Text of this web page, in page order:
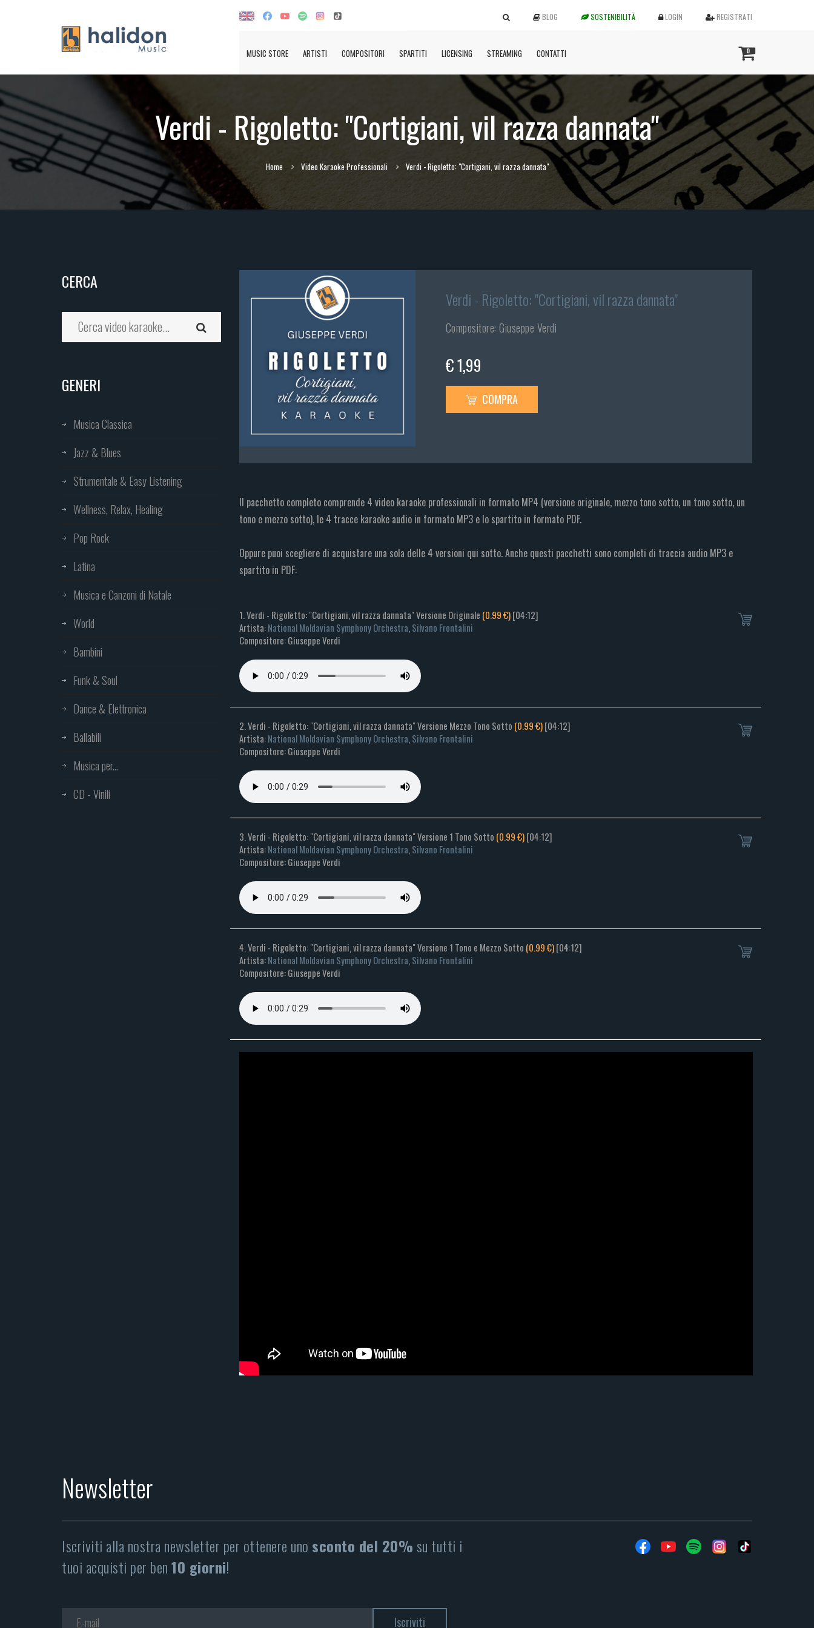
BLOG SOSTENIBILITÀ LOGIN REGISTRATI
MUSIC STORE ARTISTI COMPOSITORI SPARTITI LICENSING STREAMING CONTATTI 0
Verdi - Rigoletto: "Cortigiani, vil razza dannata"
Home Video Karaoke Professionali Verdi - Rigoletto: "Cortigiani, vil razza dannata"
CERCA
GENERI
Musica Classica
Jazz & Blues
Strumentale & Easy Listening
Wellness, Relax, Healing
Pop Rock
Latina
Musica e Canzoni di Natale
World
Bambini
Funk & Soul
Dance & Elettronica
Ballabili
Musica per...
CD - Vinili
Verdi - Rigoletto: "Cortigiani, vil razza dannata"
Compositore: Giuseppe Verdi
€ 1,99
COMPRA
Il pacchetto completo comprende 4 video karaoke professionali in formato MP4 (versione originale, mezzo tono sotto, un tono sotto, un
tono e mezzo sotto), le 4 tracce karaoke audio in formato MP3 e lo spartito in formato PDF.
Oppure puoi scegliere di acquistare una sola delle 4 versioni qui sotto. Anche questi pacchetti sono completi di traccia audio MP3 e
spartito in PDF:
1. Verdi - Rigoletto: "Cortigiani, vil razza dannata" Versione Originale (0.99 €)[04:12]
Artista:National Moldavian Symphony Orchestra,Silvano Frontalini
Compositore: Giuseppe Verdi
2. Verdi - Rigoletto: "Cortigiani, vil razza dannata" Versione Mezzo Tono Sotto (0.99 €)[04:12]
Artista:National Moldavian Symphony Orchestra,Silvano Frontalini
Compositore: Giuseppe Verdi
3. Verdi - Rigoletto: "Cortigiani, vil razza dannata" Versione 1 Tono Sotto (0.99 €)[04:12]
Artista:National Moldavian Symphony Orchestra,Silvano Frontalini
Compositore: Giuseppe Verdi
4. Verdi - Rigoletto: "Cortigiani, vil razza dannata" Versione 1 Tono e Mezzo Sotto (0.99 €)[04:12]
Artista:National Moldavian Symphony Orchestra,Silvano Frontalini
Compositore: Giuseppe Verdi
Newsletter
Iscriviti alla nostra newsletter per ottenere uno sconto del 20%su tutti i
tuoi acquisti per ben10 giorni!